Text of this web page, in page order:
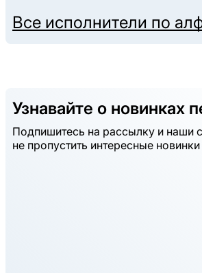
Все исполнители по
Узнавайте о новинках
Подпишитесь на рассылку и наши
не пропустить интересные